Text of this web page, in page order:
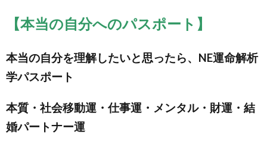
【本当の自分へのパスポート】
本当の自分を理解したいと思ったら、NE運命解析
学パスポート
本質・社会移動運・仕事運・メンタル・財運・結
婚パートナー運